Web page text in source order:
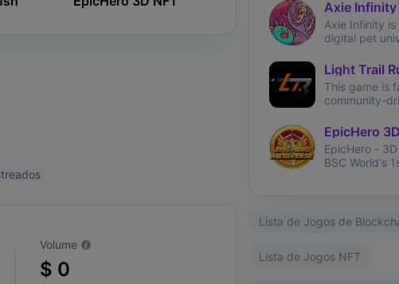
Volume
$ 0
Axie Infinity
Axie Infinity
digital pet
fantasy
Light Trail
This game is
community-
tracks like
EpicHero
EpicHero - 3D NFT Metaverse on
BSC World's 1st Play to Earn game
Lista de Jogos de
Lista de Jogos NFT